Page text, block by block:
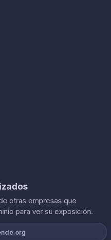
otras empresas que
para ver su exposición.